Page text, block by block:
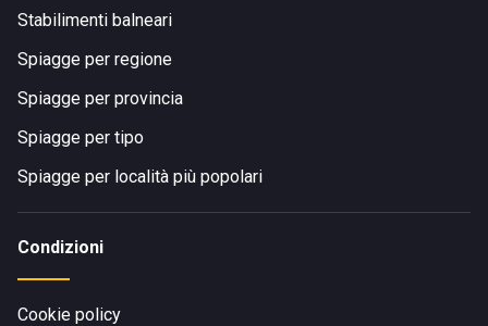
Stabilimenti balneari
Spiagge per regione
Spiagge per provincia
Spiagge per tipo
Spiagge per località più popolari
Condizioni
Cookie policy